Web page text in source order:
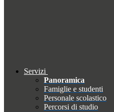
Servizi
Panoramica
Famiglie e studenti
Personale scolastico
Percorsi di studio